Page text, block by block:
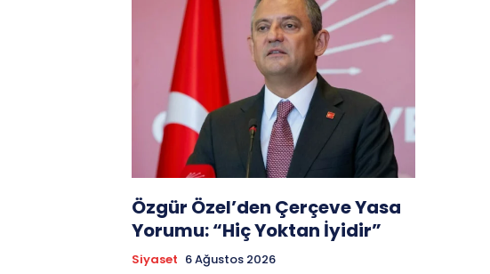
Özgür Özel’den Çerçeve Yasa
Yorumu: “Hiç Yoktan İyidir”
Siyaset 6 Ağustos 2026